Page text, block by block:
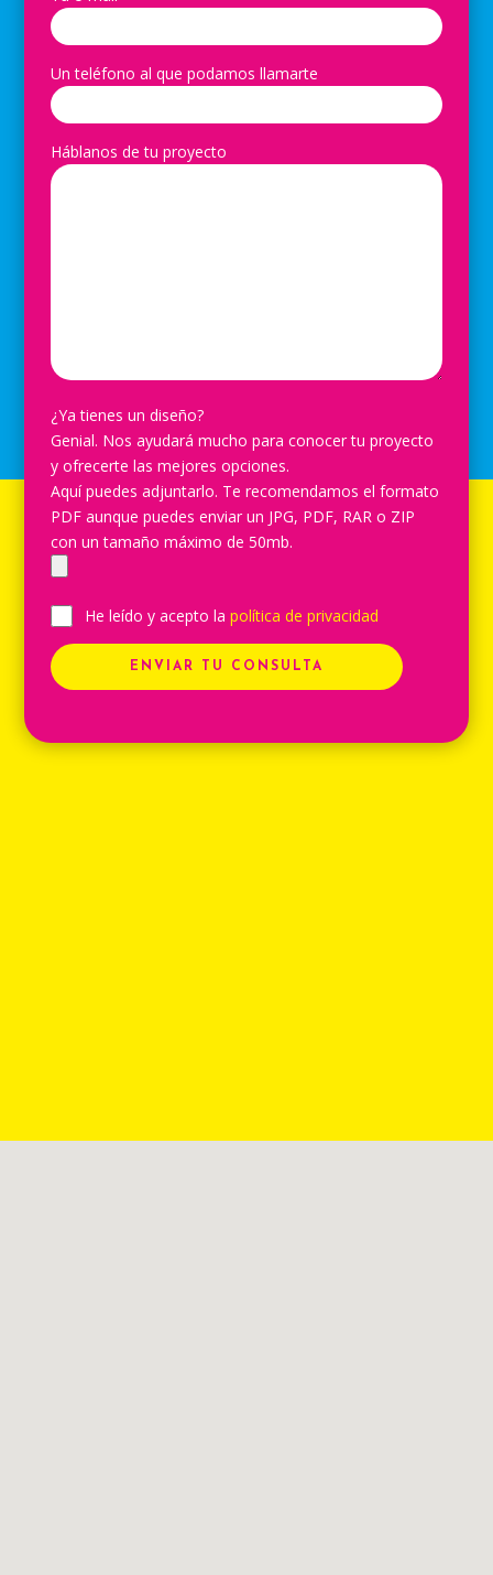
Un teléfono al que podamos llamarte
Háblanos de tu proyecto
¿Ya tienes un diseño?
Genial. Nos ayudará mucho para conocer tu proyecto
y ofrecerte las mejores opciones.
Aquí puedes adjuntarlo. Te recomendamos el formato
PDF aunque puedes enviar un JPG, PDF, RAR o ZIP
con un tamaño máximo de 50mb.
He leído y acepto lapolítica de privacidad